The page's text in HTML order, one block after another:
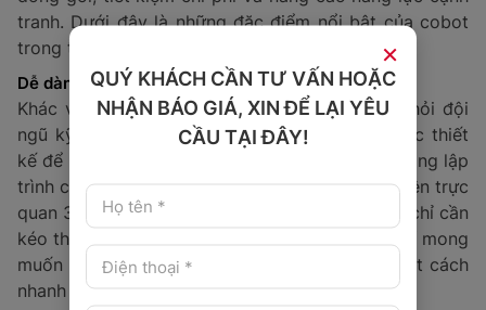
tranh. Dưới đây là những đặc điểm nổi bật của cobot
trong thời đại tự động hóa.
Dễ dàng lập trình
Khác với robot công nghiệp truyền thống đòi hỏi đội
ngũ kỹ thuật chuyên sâu, cobot đóng gói được thiết
kế để ngay cả những nhân viên không có nền tảng lập
trình cũng có thể dễ dàng sử dụng. Nhờ giao diện trực
quan 3D và màn hình cảm ứng, người vận hành chỉ cần
kéo thả hoặc di chuyển cánh tay robot đến vị trí mong
muốn là có thể thiết lập quy trình đóng gói một cách
nhanh chóng.
×
QUÝ KHÁCH CẦN TƯ VẤN HOẶC
NHẬN BÁO GIÁ, XIN ĐỂ LẠI YÊU
CẦU TẠI ĐÂY!